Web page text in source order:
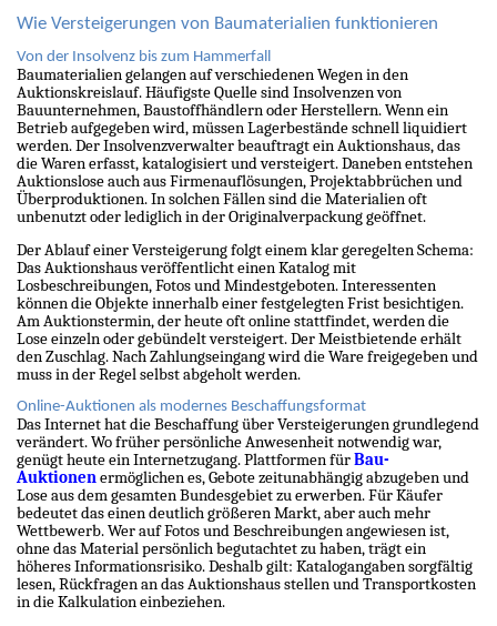
Wie Versteigerungen von Baumaterialien funktionieren
Von der Insolvenz bis zum Hammerfall
Baumaterialien gelangen auf verschiedenen Wegen in den
Auktionskreislauf. Häufigste Quelle sind Insolvenzen von
Bauunternehmen, Baustoffhändlern oder Herstellern. Wenn ein
Betrieb aufgegeben wird, müssen Lagerbestände schnell liquidiert
werden. Der Insolvenzverwalter beauftragt ein Auktionshaus, das
die Waren erfasst, katalogisiert und versteigert. Daneben entstehen
Auktionslose auch aus Firmenauflösungen, Projektabbrüchen und
Überproduktionen. In solchen Fällen sind die Materialien oft
unbenutzt oder lediglich in der Originalverpackung geöffnet.
Der Ablauf einer Versteigerung folgt einem klar geregelten Schema:
Das Auktionshaus veröffentlicht einen Katalog mit
Losbeschreibungen, Fotos und Mindestgeboten. Interessenten
können die Objekte innerhalb einer festgelegten Frist besichtigen.
Am Auktionstermin, der heute oft online stattfindet, werden die
Lose einzeln oder gebündelt versteigert. Der Meistbietende erhält
den Zuschlag. Nach Zahlungseingang wird die Ware freigegeben und
muss in der Regel selbst abgeholt werden.
Online-Auktionen als modernes Beschaffungsformat
Das Internet hat die Beschaffung über Versteigerungen grundlegend
verändert. Wo früher persönliche Anwesenheit notwendig war,
genügt heute ein Internetzugang. Plattformen fürBau-
Auktionenermöglichen es, Gebote zeitunabhängig abzugeben und
Lose aus dem gesamten Bundesgebiet zu erwerben. Für Käufer
bedeutet das einen deutlich größeren Markt, aber auch mehr
Wettbewerb. Wer auf Fotos und Beschreibungen angewiesen ist,
ohne das Material persönlich begutachtet zu haben, trägt ein
höheres Informationsrisiko. Deshalb gilt: Katalogangaben sorgfältig
lesen, Rückfragen an das Auktionshaus stellen und Transportkosten
in die Kalkulation einbeziehen.